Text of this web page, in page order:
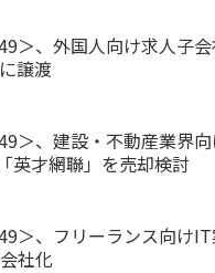
＞、外国人向け求人子
譲渡
＞、建設・不動産業界
英才網聯」を売却検討
＞、フリーランス向け
社化